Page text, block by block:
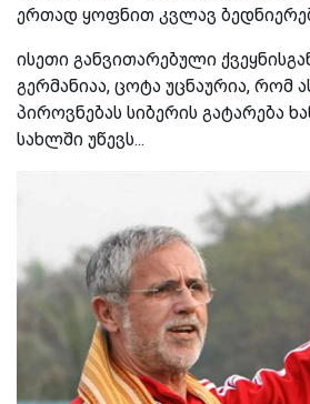
ერთად ყოფნით კვლავ
ისეთი განვითარებული
გერმანიაა, ცოტა უცნაურია, რომ
პიროვნებას სიბერის გატარება
სახლში უწევს...